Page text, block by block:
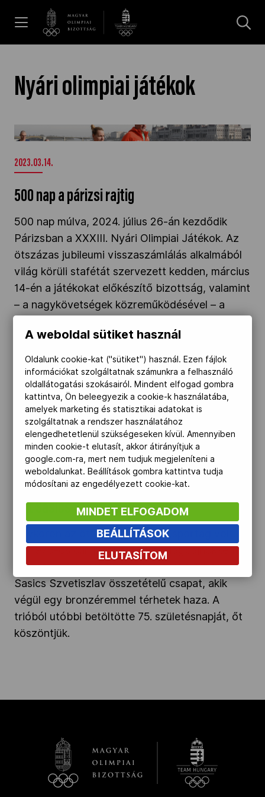
Dakar 2026
Los Angeles 2028
MOB
Kettőskarrier-program
NOB
Társszervezetek
OVEP
Adatbank
Nyári olimpiai játékok
500 nap a párizsi rajtig" />
2023.03.14.
500 nap a párizsi rajtig
500 nap múlva, 2024. július 26-án kezdődik
Párizsban a XXXIII. Nyári Olimpiai Játékok. Az
ötszázas jubileumi visszaszámlálás alkalmából
világ körüli stafétát szervezett kedden, március
14-én a játékokat előkészítő bizottság, valamint
– a nagykövetségek közreműködésével – a
Kedden dunai evezésre, futásra, majd
sajtótájékoztatóra és rögbibemutatóra is sor
került.
Olimpiai bronzérmes kaszkadőr – 75 éves lett
Sasics Szvetiszlav" />
2023.01.18.
Olimpiai bronzérmes kaszkadőr – 75 éves
lett Sasics Szvetiszlav
Egykoron az öttusa is „magyar” sportág volt.
Az 1976-os olimpiára regnáló világbajnokként
utazott a Kancsal Tamás-Maracskó Tibor-
Sasics Szvetiszlav összetételű csapat, akik
végül egy bronzéremmel térhetek haza. A
trióból utóbbi betöltötte 75. születésnapját, őt
köszöntjük.
A weboldal sütiket használ
Oldalunk cookie-kat ("sütiket") használ. Ezen fájlok
információkat szolgáltatnak számunkra a felhasználó
oldallátogatási szokásairól. Mindent elfogad gombra
kattintva, Ön beleegyezik a cookie-k használatába,
amelyek marketing és statisztikai adatokat is
szolgáltatnak a rendszer használatához
elengedhetetlenül szükségeseken kívül. Amennyiben
minden cookie-t elutasít, akkor átirányítjuk a
google.com-ra, mert nem tudjuk megjeleníteni a
weboldalunkat. Beállítások gombra kattintva tudja
módosítani az engedélyezett cookie-kat.
MINDET ELFOGADOM
BEÁLLÍTÁSOK
ELUTASÍTOM